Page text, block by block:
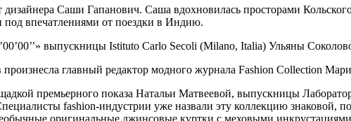
Саши Гапанович. Саша вдохновилась просторами
под впечатлениями от поездки в Индию.
выпускницы Istituto Carlo Secoli (Milano, Italia) Ульяны
главный редактор модного журнала Fashion Collection
премьерного показа Натальи Матвеевой, выпускницы
fashion-индустрии уже назвали эту коллекцию знаковой,
оригинальные джинсовые куртки с меховыми